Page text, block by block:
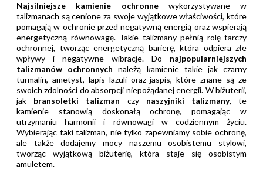
Najsilniejsze kamienie ochronnewykorzystywane w
talizmanach są cenione za swoje wyjątkowe właściwości, które
pomagają w ochronie przed negatywną energią oraz wspierają
energetyczną równowagę. Takie talizmany pełnią rolę tarczy
ochronnej, tworząc energetyczną barierę, która odpiera złe
wpływy i negatywne wibracje. Do najpopularniejszych
talizmanów ochronnych należą kamienie takie jak czarny
turmalin, ametyst, lapis lazuli oraz jaspis, które znane są ze
swoich zdolności do absorpcji niepożądanej energii. W biżuterii,
jak bransoletki talizman czy naszyjniki talizmany, te
kamienie stanowią doskonałą ochronę, pomagając w
utrzymaniu harmonii i równowagi w codziennym życiu.
Wybierając taki talizman, nie tylko zapewniamy sobie ochronę,
ale także dodajemy mocy naszemu osobistemu stylowi,
tworząc wyjątkową biżuterię, która staje się osobistym
amuletem.